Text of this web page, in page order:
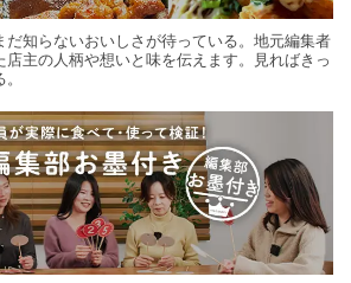
知らないおいしさが待っている。地元編集者
主の人柄や想いと味を伝えます。見ればきっ